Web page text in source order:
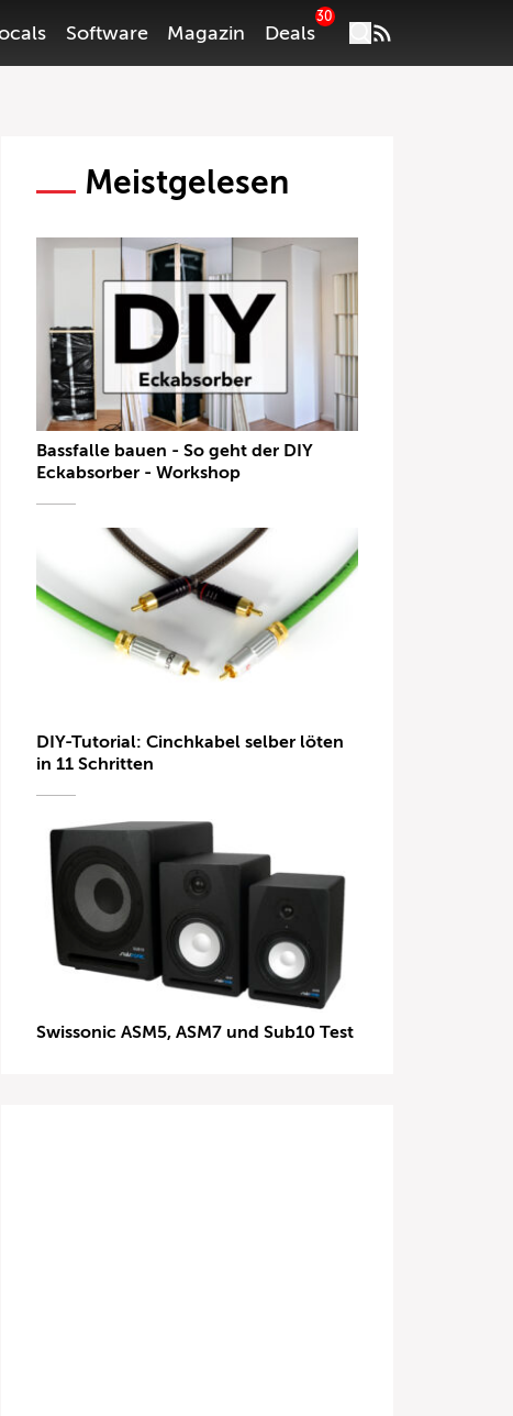
Software Magazin Deals
30
Meistgelesen
Bassfalle bauen - So geht der DIY
Eckabsorber - Workshop
DIY-Tutorial: Cinchkabel selber löten
in 11 Schritten
Swissonic ASM5, ASM7 und Sub10 Test